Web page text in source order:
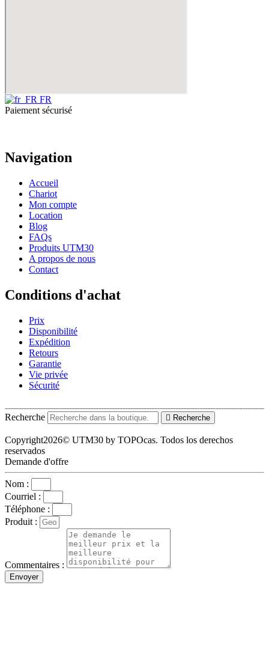
FR
Paiement sécurisé
Navigation
Accueil
Chariot
Mon compte
Location
Blog
FAQs
Produits UTM30
A propos de nous
Contact
Conditions d'achat
Prix
Disponibilité
Expédition
Retours
Garantie
Vie privée
Sécurité
Recherche Recherche
Copyright2026© UTM30 by TOPOcas. Todos los derechos
reservados
Demande d'offre
Nom :
Courriel :
Téléphone :
Produit :
Commentaires :
Envoyer